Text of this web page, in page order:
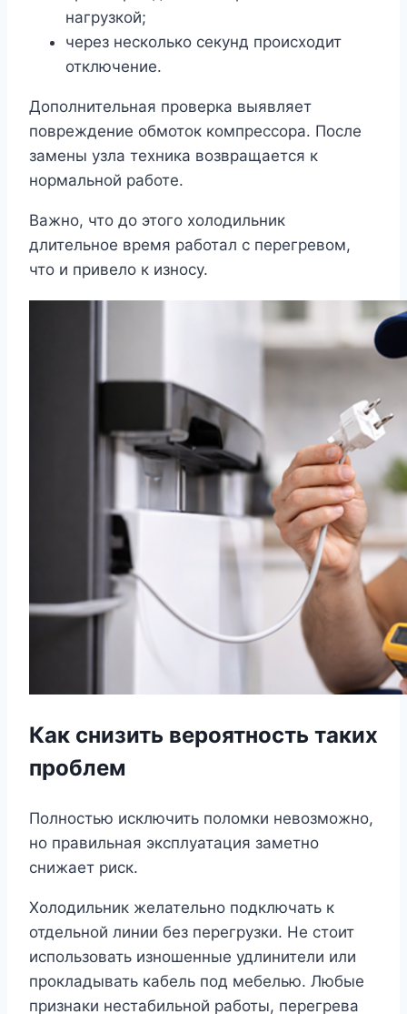
нагрузкой;
через несколько секунд происходит
отключение.
Дополнительная проверка выявляет
повреждение обмоток компрессора. После
замены узла техника возвращается к
нормальной работе.
Важно, что до этого холодильник
длительное время работал с перегревом,
что и привело к износу.
Как снизить вероятность таких
проблем
Полностью исключить поломки невозможно,
но правильная эксплуатация заметно
снижает риск.
Холодильник желательно подключать к
отдельной линии без перегрузки. Не стоит
использовать изношенные удлинители или
прокладывать кабель под мебелью. Любые
признаки нестабильной работы, перегрева